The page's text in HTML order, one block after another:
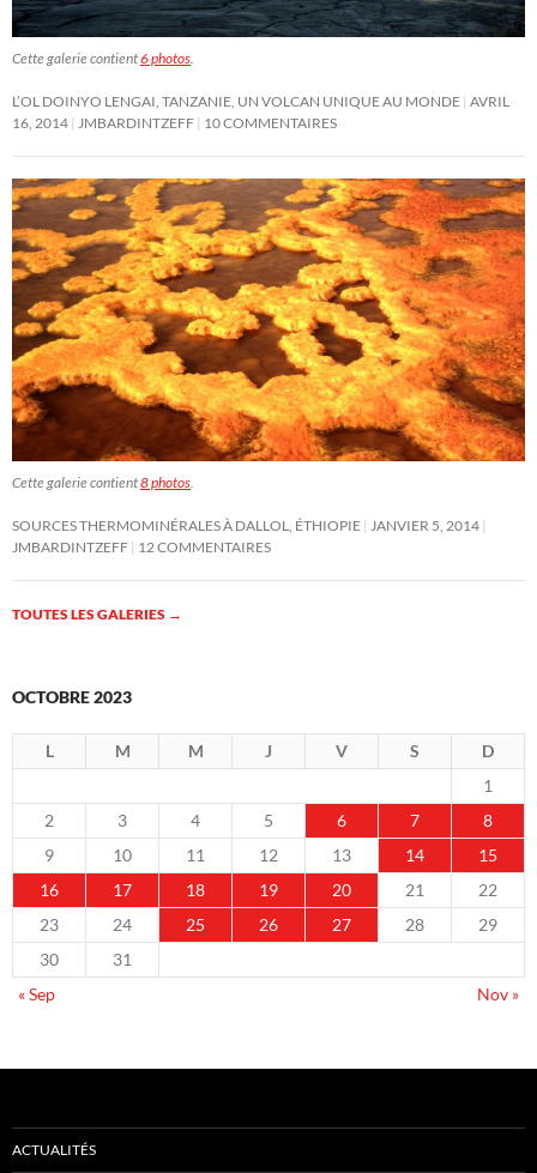
Cette galerie contient6 photos
L’OL DOINYO LENGAI, TANZANIE, UN VOLCAN UNIQUE AU MONDE AVRIL
16, 2014
JMBARDINTZEFF 10 COMMENTAIRES
Cette galerie contient8 photos.
SOURCES THERMOMINÉRALES À DALLOL, ÉTHIOPIE JANVIER 5, 2014
JMBARDINTZEFF 12 COMMENTAIRES
TOUTES LES GALERIES →
OCTOBRE 2023
L M M J V S
D
1
2
3 4 5 6 7
8
9
10 11 12 13 14
15
16
17 18 19 20 21
22
23
24 25 26 27 28
29
30
31
« Sep
Nov »
ACTUALITÉS